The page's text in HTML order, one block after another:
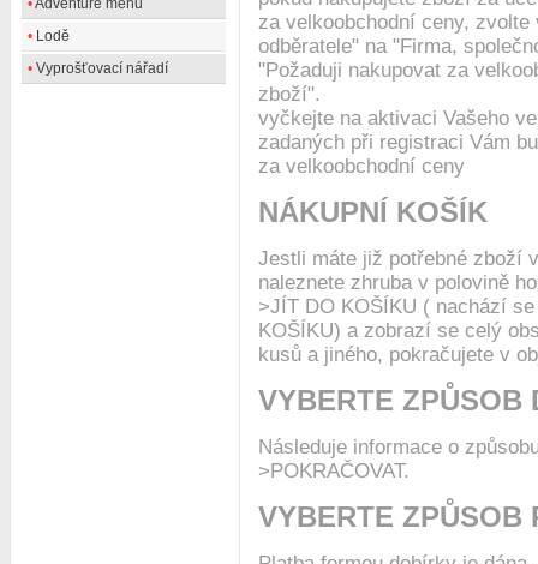
•Adventure menu
• Lodě
• Vyprošťovací nářadí
za velkoobchodní ceny,
odběratele" na "Firma,
"Požaduji nakupovat za
zboží".
vyčkejte na aktivaci Vašeho
zadaných při registraci Vám
za velkoobchodní ceny
NÁKUPNÍ KOŠÍK
Jestli máte již potřebné zboží
naleznete zhruba v polovině
>JÍT DO KOŠÍKU ( nachází
KOŠÍKU) a zobrazí se celý
kusů a jiného, pokračujete v
VYBERTE ZPŮSOB
Následuje informace o
>POKRAČOVAT.
VYBERTE ZPŮSOB